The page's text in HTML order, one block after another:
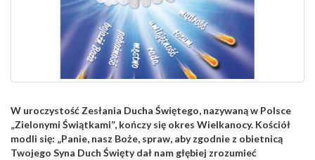
W uroczystość Zesłania Ducha Świętego, nazywaną w Polsce
„Zielonymi Świątkami”, kończy się okres Wielkanocy. Kościół
modli się: „Panie, nasz Boże, spraw, aby zgodnie z obietnicą
Twojego Syna Duch Święty dał nam głębiej zrozumieć